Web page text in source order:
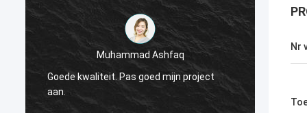
Muhammad Ashfaq
Goede kwaliteit. Pas goed mijn project
aan.
Ik
ik het!
Nr